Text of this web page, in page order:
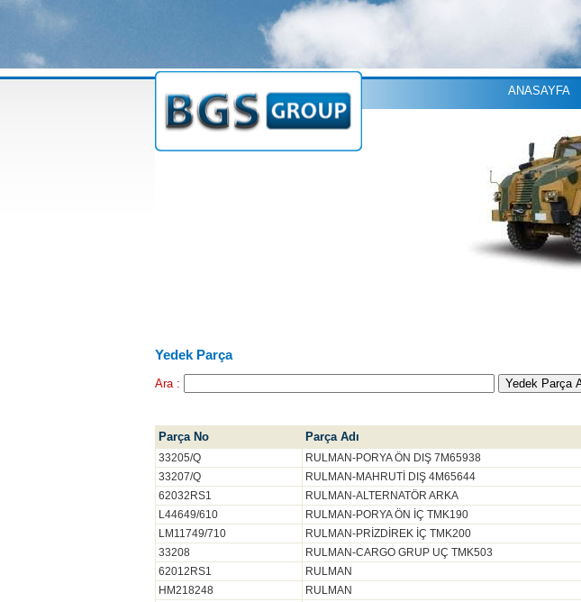
ANASAYFA
Yedek Parça
Ara :
Parça No Parça Adı
33205/Q RULMAN-PORYA ÖN DIŞ 7M65938
33207/Q
RULMAN-MAHRUTİ DIŞ 4M65644
62032RS1
RULMAN-ALTERNATÖR ARKA
L44649/610
RULMAN-PORYA ÖN İÇ TMK190
LM11749/710
RULMAN-PRİZDİREK İÇ TMK200
33208
RULMAN-CARGO GRUP UÇ TMK503
62012RS1
RULMAN
HM218248
RULMAN